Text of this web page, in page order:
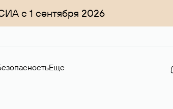
с 1 сентября 2026
Еще